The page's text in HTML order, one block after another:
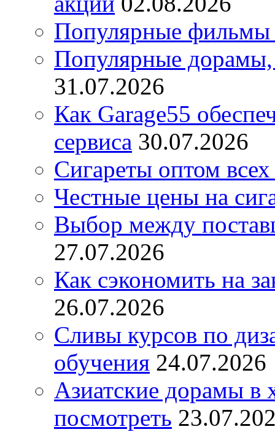
Популярные фильмы
Популярные дорамы,
31.07.2026
Как Garage55
сервиса 30.07.2026
Сигареты оптом
Честные цены на
Выбор между
27.07.2026
Как сэкономить на
26.07.2026
Сливы курсов по
обучения 24.07.2026
Азиатские дорамы в
посмотреть